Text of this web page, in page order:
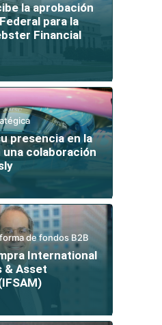
la aprobación
para la
Financial
presencia en la
una colaboración
de fondos B2B
International
& Asset